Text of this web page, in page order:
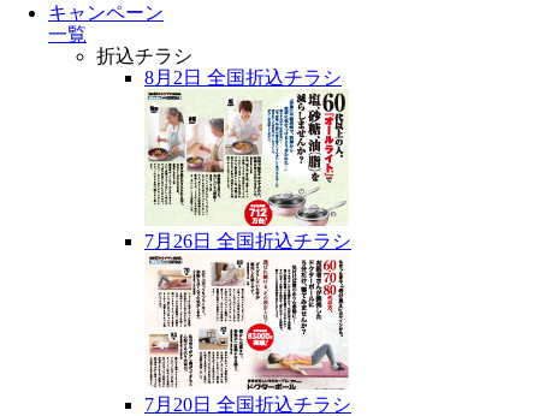
キャンペーン
一覧
折込チラシ
8月2日 全国折込チラシ
7月26日 全国折込チラシ
7月20日 全国折込チラシ